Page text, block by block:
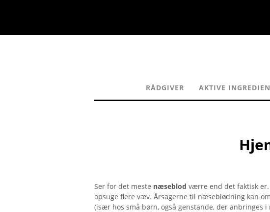
RÅDGIVER AKTIVE
Ser for det meste næseblod værre end det faktisk
opsuge flere væv. Årsagerne til næseblødning kan
(især hos små børn, også genstande, der anbringes